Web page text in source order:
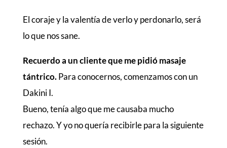
El coraje y la valentía de verlo y perdonarlo, será
lo que nos sane.
Recuerdo a un cliente que me pidió masaje
tántrico.Para conocernos, comenzamos con un
Dakini I.
Bueno, tenía algo que me causaba mucho
rechazo. Y yo no quería recibirle para la siguiente
sesión.